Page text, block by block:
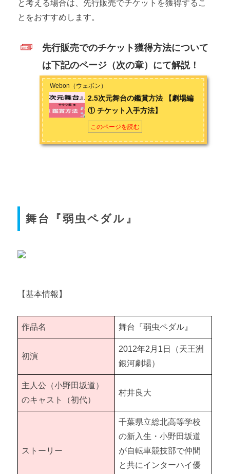
と考える場合は、先行販売でチケットを獲得するこ
とをおすすめします。
先行販売でのチケット獲得方法について
は下記のページ（次の章）にて解説！
Webon（ウェボン）
2.5次元舞台の鑑賞方法 【劇場編
① チケット入手方法】
このページを読む
舞台『弱虫ペダル』
【基本情報】
作品名 舞台『弱虫ペダル』
初演
2012年2月1日（天王洲
銀河劇場）
主人公（小野田坂道）
のキャスト（初代）
村井良大
ストーリー
千葉県立総北高等学校
の新入生・小野田坂道
が自転車競技部で仲間
と共にインターハイ優